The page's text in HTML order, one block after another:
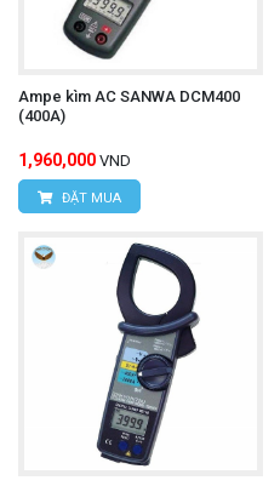
Ampe kìm AC SANWA DCM400
(400A)
1,960,000 VND
ĐẶT MUA